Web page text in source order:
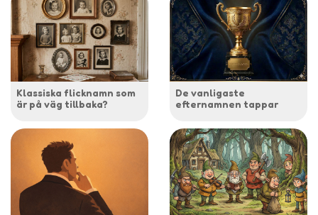
Klassiska flicknamn som
är på väg tillbaka?
De vanligaste
efternamnen tappar